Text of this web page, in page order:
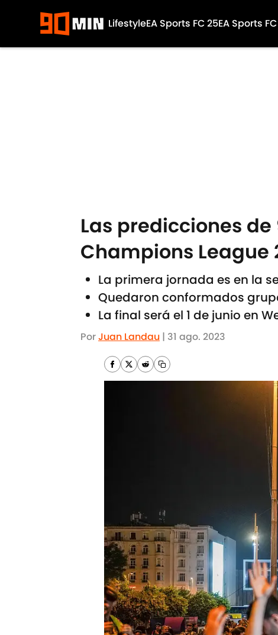
LifestyleEA Sports FC 25EA Sports
Las predicciones
Champions League
La primera jornada es en la
Quedaron conformados
La final será el 1 de junio en
PorJuan Landau | 31 ago. 2023